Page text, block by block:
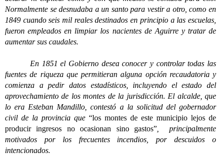
Normalmente se desnudaba a un santo para vestir a otro, como en
1849 cuando seis mil reales destinados en principio a las escuelas,
fueron empleados en limpiar los nacientes de Aguirre y tratar de
aumentar sus caudales.
En 1851 el Gobierno desea conocer y controlar todas las
fuentes de riqueza que permitieran alguna opción recaudatoria y
comienza a pedir datos estadísticos, incluyendo el estado del
aprovechamiento de los montes de la jurisdicción. El alcalde, que
lo era Esteban Mandillo, contestó a la solicitud del gobernador
civil de la provincia que “los montes de este municipio lejos de
producir ingresos no ocasionan sino gastos” , principalmente
motivados por los frecuentes incendios, por descuidos o
intencionados.